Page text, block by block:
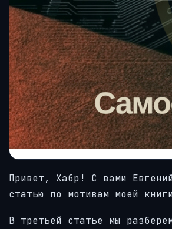
Привет, Хабр! С вами
статью по мотивам моей
В третьей статье мы